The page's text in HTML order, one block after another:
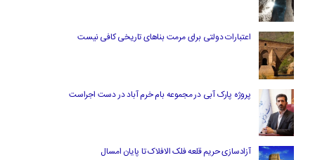
اعتبارات دولتی برای مرمت بناهای تاریخی کافی نیست
پروژه پارک آبی در مجموعه بام خرم آباد در دست اجراست
آزادسازی حریم قلعه فلک الافلاک تا پایان امسال